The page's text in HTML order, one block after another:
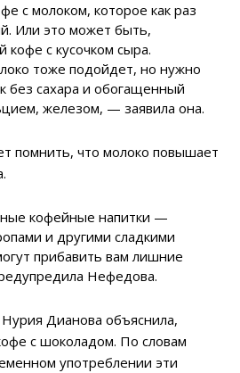
с молоком, которое как раз
Или это может быть,
кофе с кусочком сыра.
тоже подойдет, но нужно
без сахара и обогащенный
железом, — заявила она.
помнить, что молоко повышает
кофейные напитки —
и другими сладкими
прибавить вам лишние
Нефедова.
Дианова объяснила,
с шоколадом. По словам
употреблении эти